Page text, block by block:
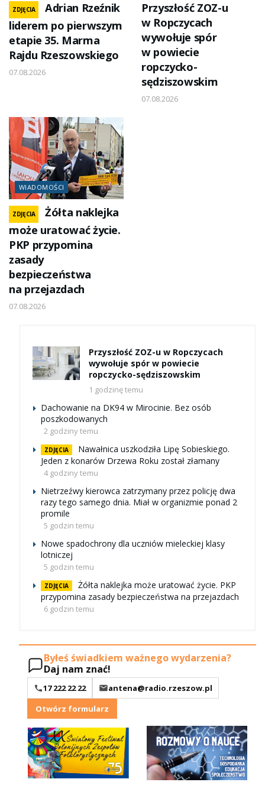
ZDJĘCIA
Adrian Rzeźnik
liderem po pierwszym
etapie 35. Marma
Rajdu Rzeszowskiego
07.08.2026
Przyszłość ZOZ-u
w Ropczycach
wywołuje spór
w powiecie
ropczycko-
sędziszowskim
07.08.2026
WIADOMOŚCI
ZDJĘCIA
Żółta naklejka
może uratować życie.
PKP przypomina
zasady
bezpieczeństwa
na przejazdach
07.08.2026
Przyszłość ZOZ-u w Ropczycach
wywołuje spór w powiecie
ropczycko-sędziszowskim
1 godzinę temu
Dachowanie na DK94 w Mirocinie. Bez osób
poszkodowanych
2 godziny temu
ZDJĘCIA
Nawałnica uszkodziła Lipę Sobieskiego.
Jeden z konarów Drzewa Roku został złamany
4 godziny temu
Nietrzeźwy kierowca zatrzymany przez policję dwa
razy tego samego dnia. Miał w organizmie ponad 2
promile
5 godzin temu
Nowe spadochrony dla uczniów mieleckiej klasy
lotniczej
5 godzin temu
ZDJĘCIA
Żółta naklejka może uratować życie. PKP
przypomina zasady bezpieczeństwa na przejazdach
6 godzin temu
Byłeś świadkiem ważnego wydarzenia?
Daj nam znać!
17 222 22 22
antena@radio.rzeszow.pl
Otwórz formularz